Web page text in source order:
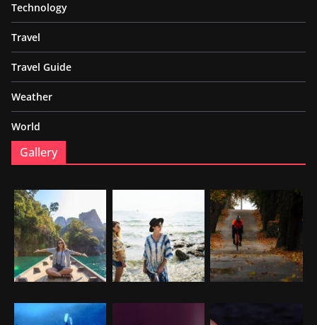
Technology
Travel
Travel Guide
Weather
World
Gallery